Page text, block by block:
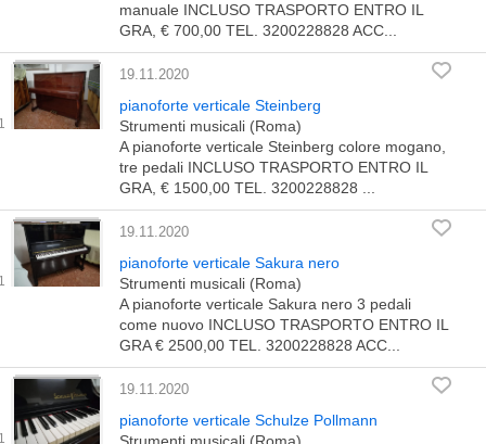
manuale INCLUSO TRASPORTO ENTRO IL
GRA, € 700,00 TEL. 3200228828 ACC...
19.11.2020
pianoforte verticale Steinberg
Strumenti musicali (Roma)
A pianoforte verticale Steinberg colore mogano,
tre pedali INCLUSO TRASPORTO ENTRO IL
GRA, € 1500,00 TEL. 3200228828 ...
19.11.2020
pianoforte verticale Sakura nero
Strumenti musicali (Roma)
A pianoforte verticale Sakura nero 3 pedali
come nuovo INCLUSO TRASPORTO ENTRO IL
GRA € 2500,00 TEL. 3200228828 ACC...
19.11.2020
pianoforte verticale Schulze Pollmann